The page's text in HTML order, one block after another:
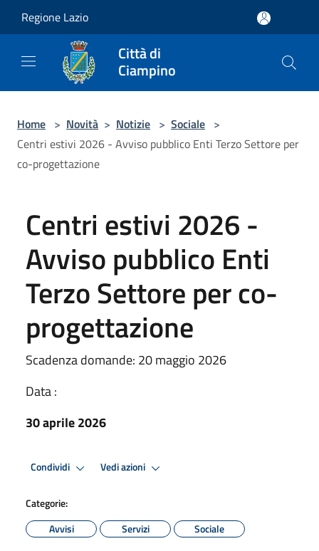
Regione Lazio
Città di
Ciampino
Home > Novità > Notizie > Sociale >
Centri estivi 2026 - Avviso pubblico Enti Terzo Settore per
co-progettazione
Centri estivi 2026 -
Avviso pubblico Enti
Terzo Settore per co-
progettazione
Scadenza domande: 20 maggio 2026
Data :
30 aprile 2026
Condividi Vedi azioni
Categorie:
Avvisi
Servizi Sociale